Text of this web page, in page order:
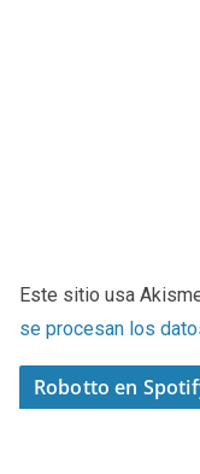
Este sitio usa
se procesan los
Robotto en